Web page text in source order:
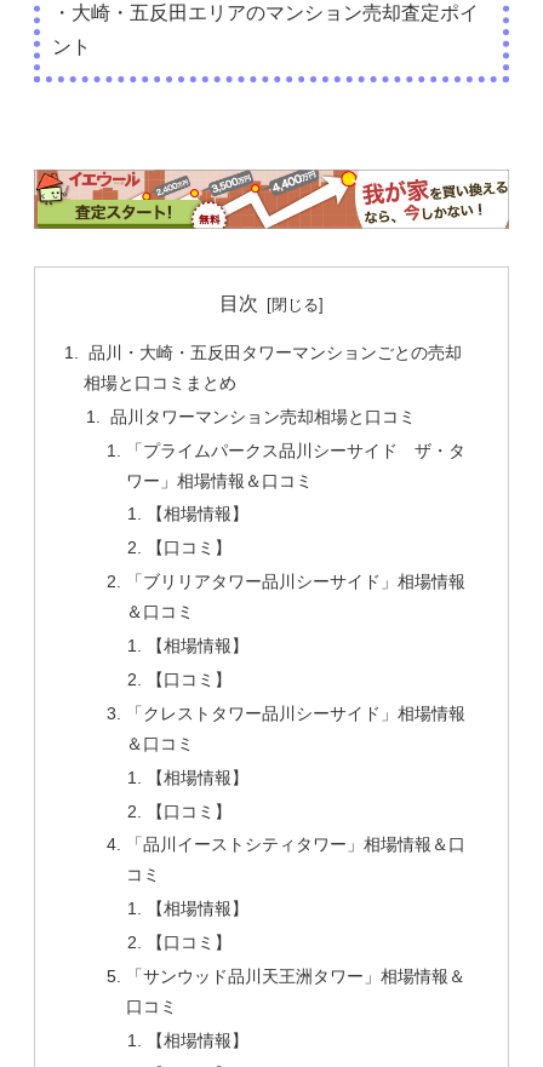
・大崎・五反田エリアのマンション売却査定ポイ
ント
目次
品川・大崎・五反田タワーマンションごとの売却
相場と口コミまとめ
品川タワーマンション売却相場と口コミ
「プライムパークス品川シーサイド ザ・タ
ワー」相場情報＆口コミ
【相場情報】
【口コミ】
「ブリリアタワー品川シーサイド」相場情報
＆口コミ
【相場情報】
【口コミ】
「クレストタワー品川シーサイド」相場情報
＆口コミ
【相場情報】
【口コミ】
「品川イーストシティタワー」相場情報＆口
コミ
【相場情報】
【口コミ】
「サンウッド品川天王洲タワー」相場情報＆
口コミ
【相場情報】